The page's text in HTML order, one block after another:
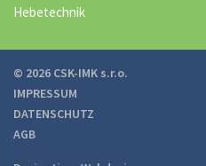
Hebetechnik
© 2026 CSK-IMK s.r.o.
IMPRESSUM
DATENSCHUTZ
AGB